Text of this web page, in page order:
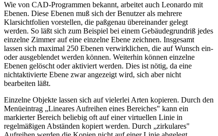
Wie von CAD-Programmen bekannt, arbeitet auch Leonardo mit
Ebenen. Diese Ebenen muß sich der Benutzer als mehrere
Klarsichtfolien vorstellen, die paßgenau übereinander gelegt
werden. So läßt sich zum Beispiel bei einem Gebäudegrundriß jedes
einzelne Zimmer auf eine einzelne Ebene zeichnen. Insgesamt
lassen sich maximal 250 Ebenen verwirklichen, die auf Wunsch ein-
oder ausgeblendet werden können. Weiterhin können einzelne
Ebenen gelöscht oder aktiviert werden. Dies ist nötig, da eine
nichtaktivierte Ebene zwar angezeigt wird, sich aber nicht
bearbeiten läßt.
Einzelne Objekte lassen sich auf vielerlei Arten kopieren. Durch den
Menüeintrag „Lineares Aufreihen eines Bereiches" kann ein
markierter Bereich beliebig oft auf einer virtuellen Linie in
regelmäßigen Abständen kopiert werden. Durch „zirkulares"